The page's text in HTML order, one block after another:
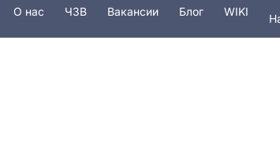
О наc ЧЗВ Вакансии Блог WIKI